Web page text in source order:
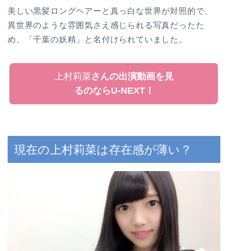
美しい黒髪ロングヘアーと真っ白な世界が対照的で、
異世界のような雰囲気さえ感じられる写真だったた
め、「千葉の妖精」と名付けられていました。
上村莉菜さんの出演動画を見
るのならU-NEXT！
現在の上村莉菜は存在感が薄い？